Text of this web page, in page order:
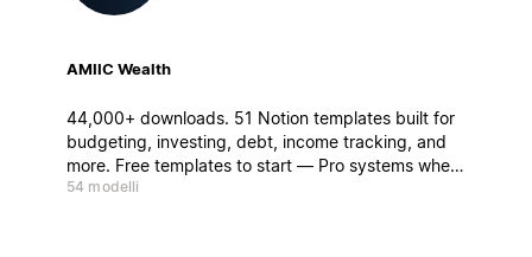
AMIIC Wealth
44,000+ downloads. 51 Notion templates built for
budgeting, investing, debt, income tracking, and
more. Free templates to start — Pro systems when
you're ready to go deeper.
54 modelli